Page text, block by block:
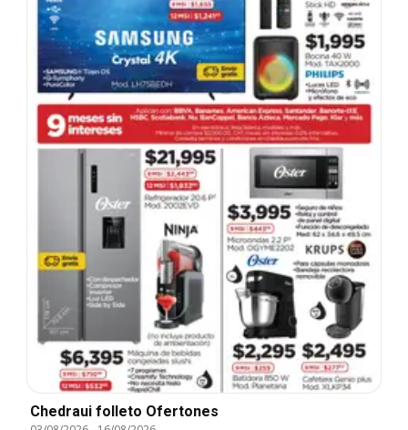
Chedraui folleto Ofertones